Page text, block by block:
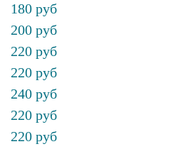
180 руб
200 руб
220 руб
220 руб
240 руб
220 руб
220 руб